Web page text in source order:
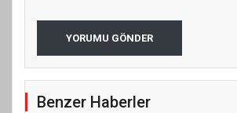
YORUMU GÖNDER
Benzer Haberler